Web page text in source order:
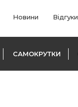
Новини Відгуки
САМОКРУТКИ